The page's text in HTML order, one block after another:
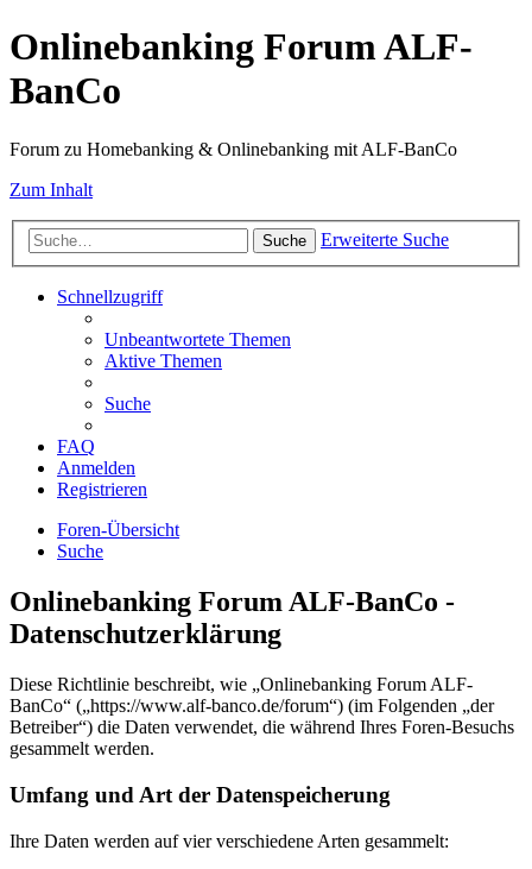
Onlinebanking Forum ALF-
BanCo
Forum zu Homebanking & Onlinebanking mit ALF-BanCo
Zum Inhalt
Suche Erweiterte Suche
Schnellzugriff
Unbeantwortete Themen
Aktive Themen
Suche
FAQ
Anmelden
Registrieren
Foren-Übersicht
Suche
Onlinebanking Forum ALF-BanCo -
Datenschutzerklärung
Diese Richtlinie beschreibt, wie „Onlinebanking Forum ALF-
BanCo“ („https://www.alf-banco.de/forum“) (im Folgenden „der
Betreiber“) die Daten verwendet, die während Ihres Foren-Besuchs
gesammelt werden.
Umfang und Art der Datenspeicherung
Ihre Daten werden auf vier verschiedene Arten gesammelt: